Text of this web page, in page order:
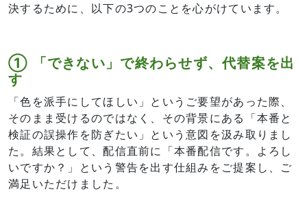
決するために、以下の3つのことを心がけています。
① 「できない」で終わらせず、代替案を出
す
「色を派手にしてほしい」というご要望があった際、
そのまま受けるのではなく、その背景にある「本番と
検証の誤操作を防ぎたい」という意図を汲み取りまし
た。結果として、配信直前に「本番配信です。よろし
いですか？」という警告を出す仕組みをご提案し、ご
満足いただけました。